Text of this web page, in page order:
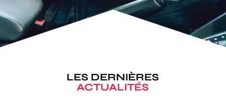
LES DERNIÈRES
ACTUALITÉS